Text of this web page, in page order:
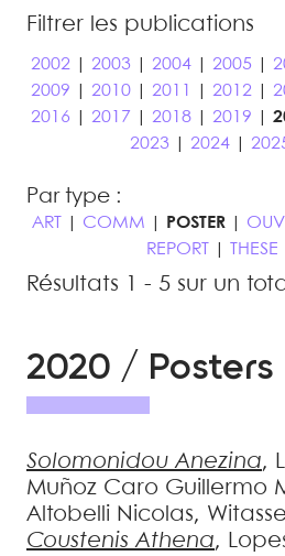
Filtrer les publications
2002| 2003| 2004| 2005|
2009
2010| 2011 2012|
2016
2017 2018| 2019
2023| 2024|
Par type :
ART COMM POSTER OUV
REPORT
THESE
Résultats 1 - 5 sur un
2020 / Posters
Solomonidou Anezina,
Muñoz Caro Guillermo
Altobelli Nicolas, Witasse
Coustenis Athena,